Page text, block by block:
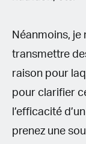
Néanmoins, je
transmettre
raison pour
pour clarifier
l’efficacité
prenez une